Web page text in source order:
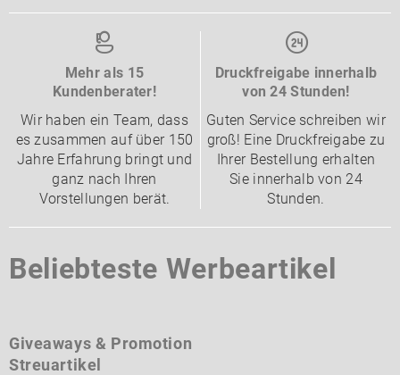
Mehr als 15
Kundenberater!
Wir haben ein Team, dass
es zusammen auf über 150
Jahre Erfahrung bringt und
ganz nach Ihren
Vorstellungen berät.
Druckfreigabe innerhalb
von 24 Stunden!
Guten Service schreiben wir
groß! Eine Druckfreigabe zu
Ihrer Bestellung erhalten
Sie innerhalb von 24
Stunden.
Beliebteste Werbeartikel
Giveaways & Promotion
Streuartikel